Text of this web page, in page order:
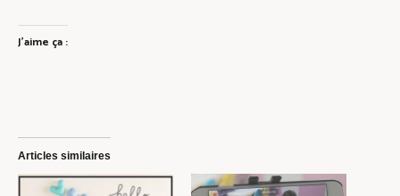
J’aime ça :
Articles similaires